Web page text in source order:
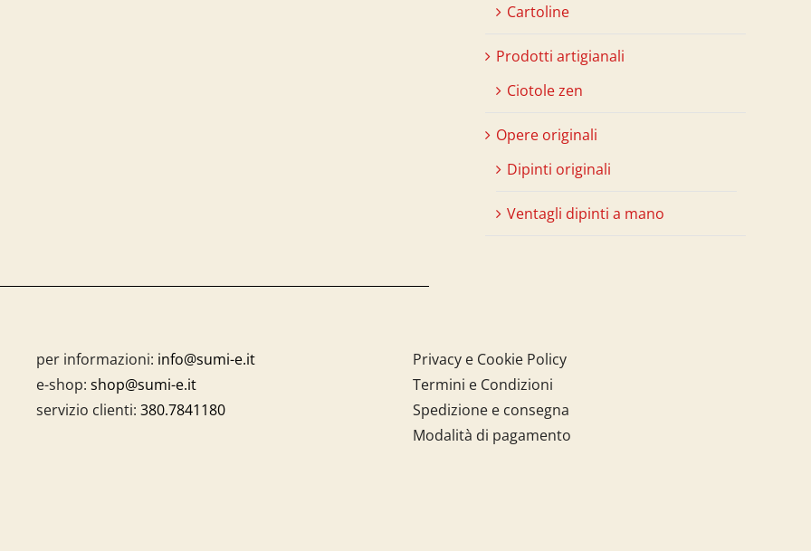
Cartoline
Prodotti artigianali
Ciotole zen
Opere originali
Dipinti originali
Ventagli dipinti a mano
per informazioni: info@sumi-e.it
e-shop: shop@sumi-e.it
servizio clienti: 380.7841180
Privacy e Cookie Policy
Termini e Condizioni
Spedizione e consegna
Modalità di pagamento